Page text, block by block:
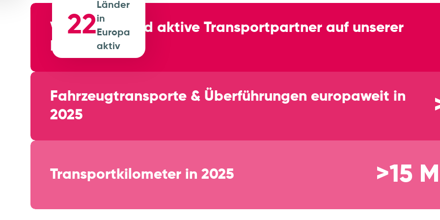
22
Länder
in
Europa
aktiv
Verifizierte und aktive Transportpartner auf unserer
Plattform
Fahrzeugtransporte & Überführungen europaweit in
2025
Transportkilometer in 2025 >15